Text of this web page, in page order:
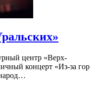
центр «Верх-
концерт «Из-за гор